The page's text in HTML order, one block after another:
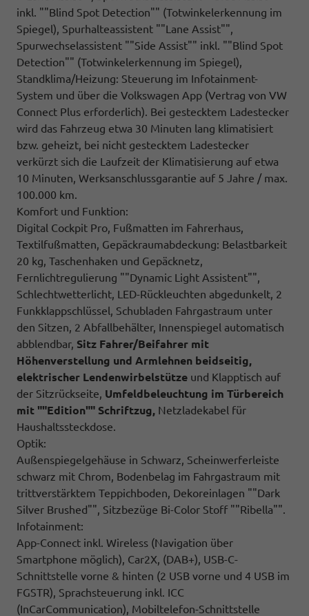
inkl. ""Blind Spot Detection"" (Totwinkelerkennung im
Spiegel), Spurhalteassistent ""Lane Assist"",
Spurwechselassistent ""Side Assist"" inkl. ""Blind Spot
Detection"" (Totwinkelerkennung im Spiegel),
Standklima/Heizung: Steuerung im Infotainment-
System und über die Volkswagen App (Vertrag von VW
Connect Plus erforderlich). Bei gestecktem Ladestecker
wird das Fahrzeug etwa 30 Minuten lang klimatisiert
bzw. geheizt, bei nicht gestecktem Ladestecker
verkürzt sich die Laufzeit der Klimatisierung auf etwa
10 Minuten, Werksanschlussgarantie auf 5 Jahre / max.
100.000 km.
Komfort und Funktion:
Digital Cockpit Pro, Fußmatten im Fahrerhaus,
Textilfußmatten, Gepäckraumabdeckung: Belastbarkeit
20 kg, Taschenhaken und Gepäcknetz,
Fernlichtregulierung ""Dynamic Light Assistent"",
Schlechtwetterlicht, LED-Rückleuchten abgedunkelt, 2
Funkklappschlüssel, Schubladen Fahrgastraum unter
den Sitzen, 2 Abfallbehälter, Innenspiegel automatisch
abblendbar, Sitz Fahrer/Beifahrer mit
Höhenverstellung und Armlehnen beidseitig,
elektrischer Lendenwirbelstütze und Klapptisch auf
der Sitzrückseite, Umfeldbeleuchtung im Türbereich
mit ""Edition"" Schriftzug, Netzladekabel für
Haushaltssteckdose.
Optik:
Außenspiegelgehäuse in Schwarz, Scheinwerferleiste
schwarz mit Chrom, Bodenbelag im Fahrgastraum mit
trittverstärktem Teppichboden, Dekoreinlagen ""Dark
Silver Brushed"", Sitzbezüge Bi-Color Stoff ""Ribella"".
Infotainment:
App-Connect inkl. Wireless (Navigation über
Smartphone möglich), Car2X, (DAB+), USB-C-
Schnittstelle vorne & hinten (2 USB vorne und 4 USB im
FGSTR), Sprachsteuerung inkl. ICC
(InCarCommunication), Mobiltelefon-Schnittstelle